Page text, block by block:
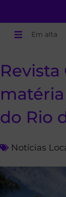
Em alta
do Rio
Notícias